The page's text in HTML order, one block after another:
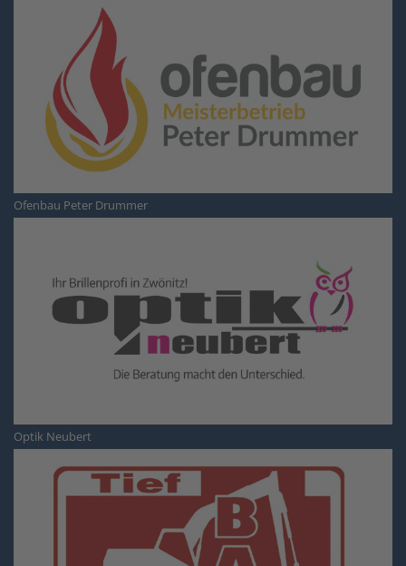
Ofenbau Peter Drummer
Optik Neubert